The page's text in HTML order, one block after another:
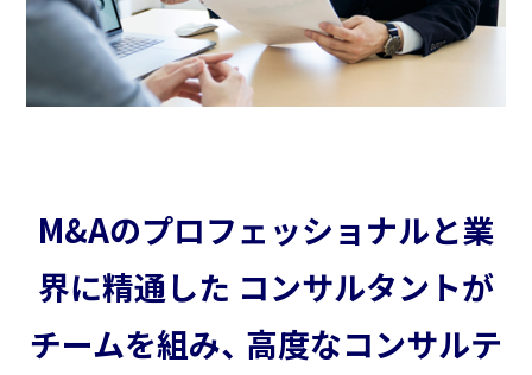
M&Aのプロフェッショナルと業
界に精通した コンサルタントが
チームを組み、 高度なコンサルテ